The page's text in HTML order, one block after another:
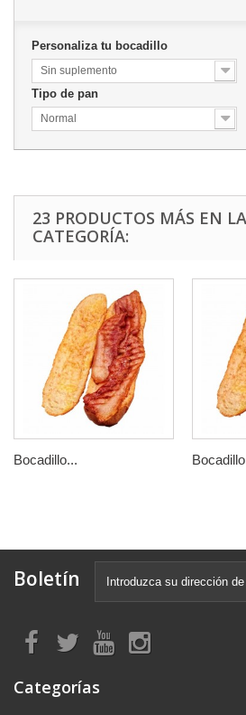
Personaliza tu bocadillo
Sin suplemento
Tipo de pan
Normal
23 PRODUCTOS MÁS EN
CATEGORÍA:
Bocadillo...
Boletín
Categorías